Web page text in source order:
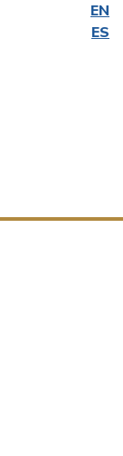
EN
ES